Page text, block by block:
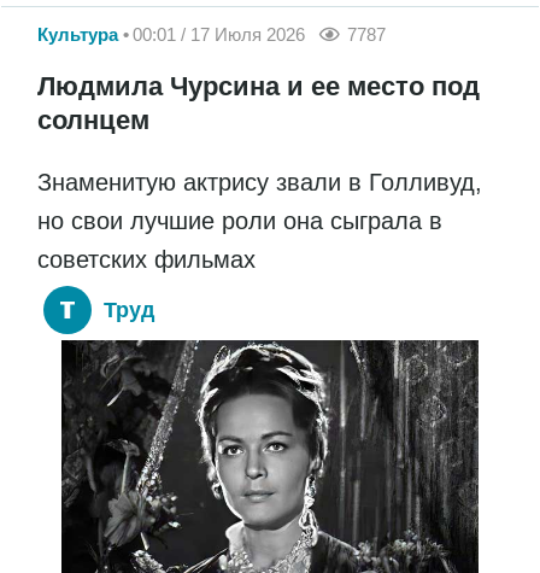
Культура 00:01 / 17 Июля 2026 7787
Людмила Чурсина и ее место под
солнцем
Знаменитую актрису звали в Голливуд,
но свои лучшие роли она сыграла в
советских фильмах
Труд